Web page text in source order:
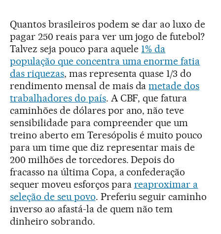
Quantos brasileiros podem se dar ao luxo de
pagar 250 reais para ver um jogo de futebol?
Talvez seja pouco para aquele 1% da
população que concentra uma enorme fatia
das riquezas, mas representa quase 1/3 do
rendimento mensal de mais dametade dos
trabalhadores do país. A CBF, que fatura
caminhões de dólares por ano, não teve
sensibilidade para compreender que um
treino aberto em Teresópolis é muito pouco
para um time que diz representar mais de
200 milhões de torcedores. Depois do
fracasso na última Copa, a confederação
sequer moveu esforços para reaproximar a
seleção de seu povo. Preferiu seguir caminho
inverso ao afastá-la de quem não tem
dinheiro sobrando.